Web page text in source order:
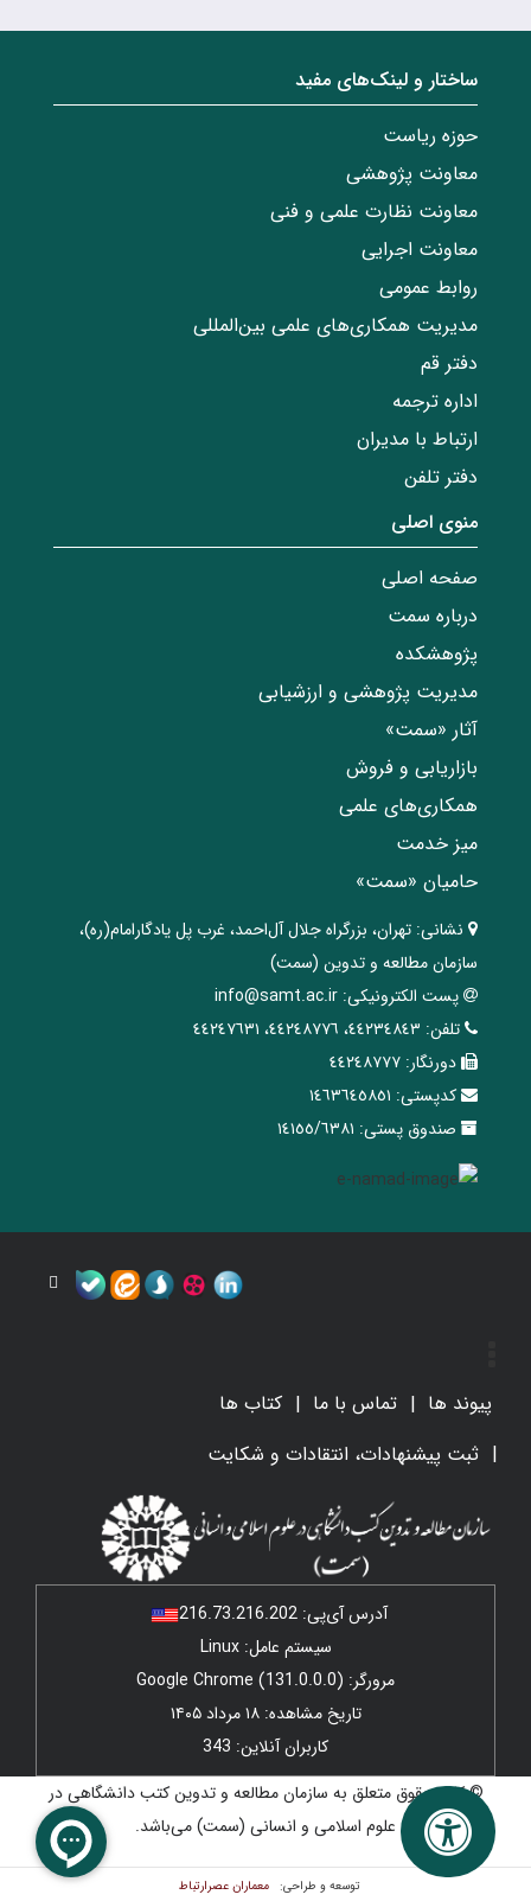
ساختار‌‌ و‌‌ لینک‌های مفید
حوزه ریاست
معاونت پژوهشی
معاونت نظارت علمی و فنی
معاونت اجرایی
روابط عمومی
مدیریت همکاری‌های علمی بین‌المللی
دفتر قم
اداره ترجمه
ارتباط با مدیران
دفتر تلفن
منوی اصلی
صفحه اصلی
درباره سمت
پژوهشکده
مدیریت پژوهشی و ارزشیابی
آثار «سمت»
بازاریابی و فروش
همکاری‌های علمی
میز خدمت
حامیان «سمت»
نشانی: تهران، ‌بزرگراه ‌جلال آل‌احمد، غرب پل يادگار‌امام(ره)‌،
سازمان مطالعه و تدوین‌ (سمت)
پست الکترونیکی: info@samt.ac.ir
تلفن: ٤٤٢٣٤٨٤٣، ٤٤٢٤٨٧٧٦، ٤٤٢٤٧٦٣١
دورنگار: ٤٤٢٤٨٧٧٧
کدپستی: ١٤٦٣٦٤٥٨٥١
صندوق پستی: ١٤١٥٥/٦٣٨١
پیوند ها تماس با ما
کتاب ها
ثبت پیشنهادات، انتقادات و شکایت
آدرس آی‌پی: 216.73.216.202
سیستم عامل: Linux
مرورگر: Google Chrome (131.0.0.0)
تاریخ مشاهده: ۱۸ مرداد ۱۴۰۵
کاربران آنلاین: 343
© کلیه حقوق متعلق به سازمان مطالعه و تدوین کتب دانشگاهی در
علوم اسلامی و انسانی (سمت) می‌باشد.
توسعه و طراحی: معماران عصر‌ارتباط